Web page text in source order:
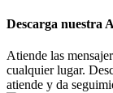
Descarga nuestra
Atiende las
cualquier lugar.
atiende y da